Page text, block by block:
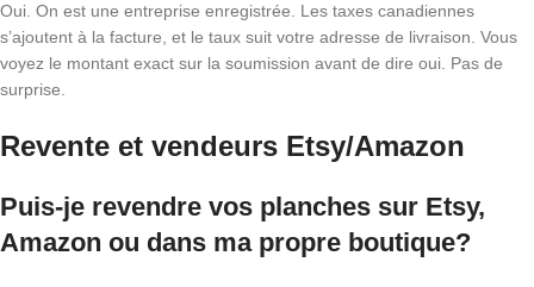
Oui. On est une entreprise enregistrée. Les taxes canadiennes
s’ajoutent à la facture, et le taux suit votre adresse de livraison. Vous
voyez le montant exact sur la soumission avant de dire oui. Pas de
surprise.
Revente et vendeurs Etsy/Amazon
Puis-je revendre vos planches sur Etsy,
Amazon ou dans ma propre boutique?